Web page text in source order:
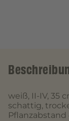
weiß, II-IV, 35
schattig,
Pflanzabstand